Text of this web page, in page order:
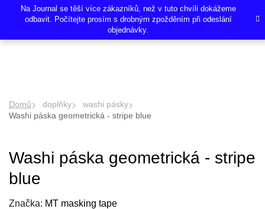
Na Journal se těší více zákazníků, než v tuto chvíli dokážeme
odbavit. Počítejte prosím s drobným zpožděním při odeslání
objednávky.
Hledat
Domů doplňky
washi pásky
Washi páska geometrická - stripe blue
Washi páska geometrická - stripe
blue
Značka: MT masking tape